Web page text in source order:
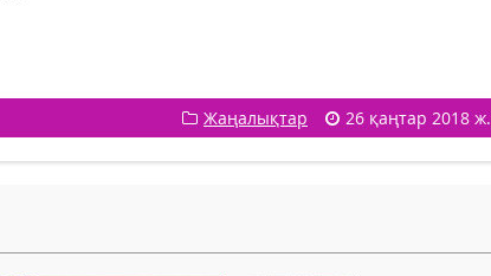
Жаңалықтар 26 қаңтар 2018 ж.